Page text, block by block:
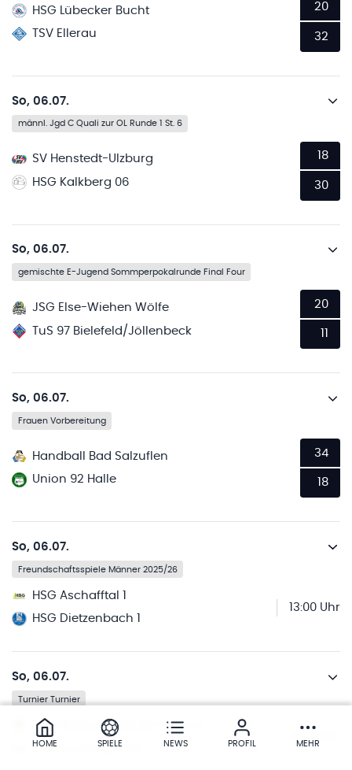
HSG Lübecker Bucht
TSV Ellerau
20
32
So, 06.07.
männl. Jgd C Quali zur OL Runde 1 St. 6
SV Henstedt-Ulzburg
HSG Kalkberg 06
18
30
So, 06.07.
gemischte E-Jugend Sommperpokalrunde Final Four
JSG Else-Wiehen Wölfe
TuS 97 Bielefeld/Jöllenbeck
20
So, 06.07.
Frauen Vorbereitung
Handball Bad Salzuflen
Union 92 Halle
34
18
So, 06.07.
Freundschaftsspiele Männer 2025/26
HSG Aschafftal 1
HSG Dietzenbach 1
13:00 Uhr
So, 06.07.
Turnier Turnier
TuS Hertha Hetzerath 1920 e.V. 1
TV Korschenbroich
HOME SPIELE NEWS PROFIL MEHR